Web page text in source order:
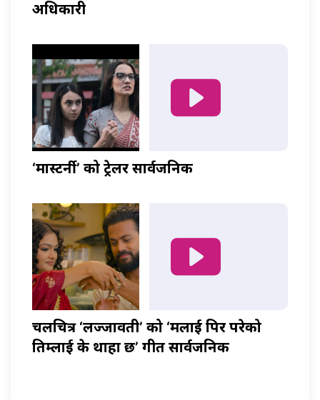
अधिकारी
‘मास्टर्नी’ को ट्रेलर सार्वजनिक
चलचित्र ‘लज्जावती’ को ‘मलाई पिर परेको
तिम्लाई के थाहा छ’ गीत सार्वजनिक